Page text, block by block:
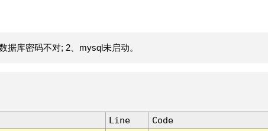
据库密码不对; 2、mysql未启动。
Line
Code